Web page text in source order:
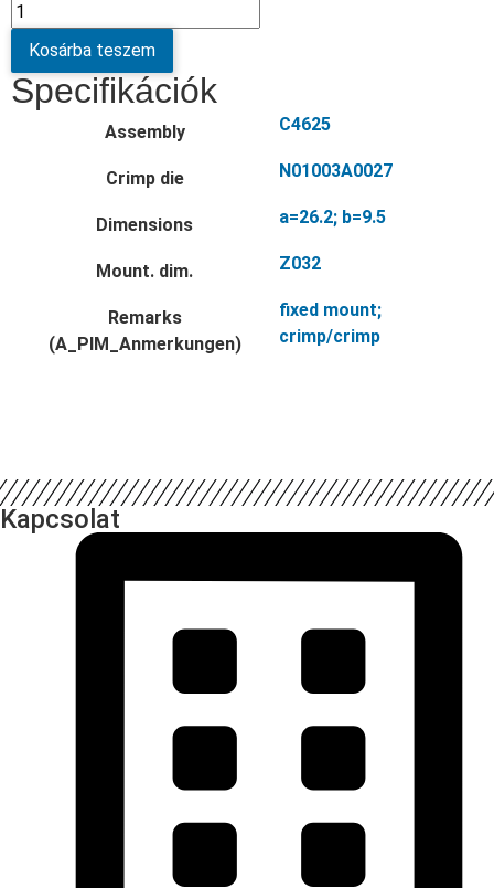
Kosárba teszem
Specifikációk
Assembly C4625
Crimp die N01003A0027
Dimensions a=26.2; b=9.5
Mount. dim. Z032
Remarks
(A_PIM_Anmerkungen)
fixed mount;
crimp/crimp
Kapcsolat